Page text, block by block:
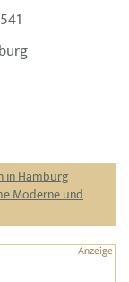
in Hamburg
Moderne und